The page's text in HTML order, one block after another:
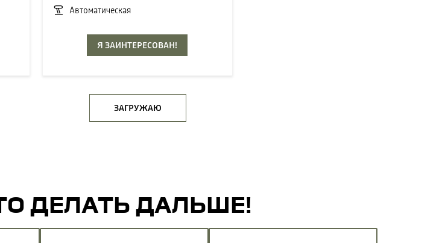
Автоматическая
Я ЗАИНТЕРЕСОВАН!
ЗАГРУЖАЮ
ДЕЛАТЬ ДАЛЬШЕ!